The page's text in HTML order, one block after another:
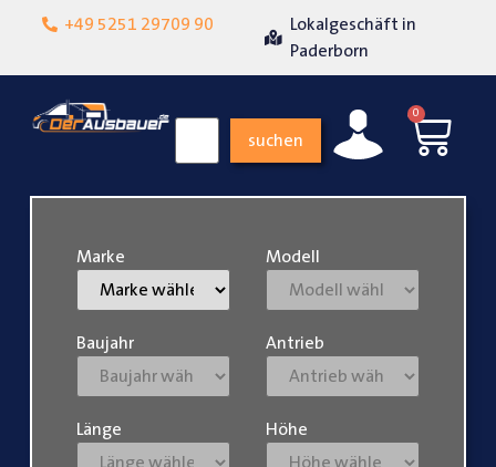
+49 5251 29709 90
Lokalgeschäft in
Über 15 Jahre
suchen
0
Marke Modell
Baujahr Antrieb
Länge Höhe